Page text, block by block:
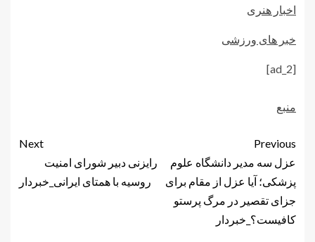
اخبار هنری
خبر های ورزشی
[ad_2]
منبع
Previous
عزل سه مدیر دانشگاه علوم
پزشکی؛ آیا عزل از مقام برای
جزای تقصیر در مرگ پرستو
کافیست؟_خبردار
Next
رایزنی دبیر شورای امنیت
روسیه با همتای ایرانی_خبردار